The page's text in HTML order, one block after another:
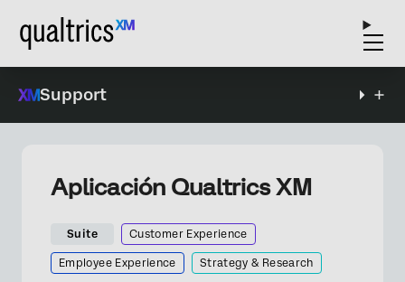
Support
Aplicación Qualtrics XM
Suite Customer Experience
Employee Experience Strategy & Research